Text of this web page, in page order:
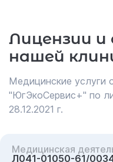
Лицензии
нашей
Медицинские услуги
"ЮгЭкоСервис+" по
28.12.2021 г.
Медицинская
Л041-01050-61/